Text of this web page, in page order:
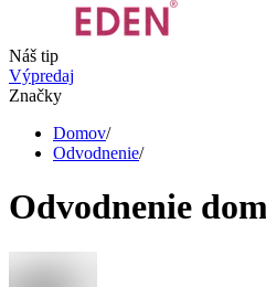
Náš tip
Výpredaj
Značky
Domov/
Odvodnenie/
Odvodnenie